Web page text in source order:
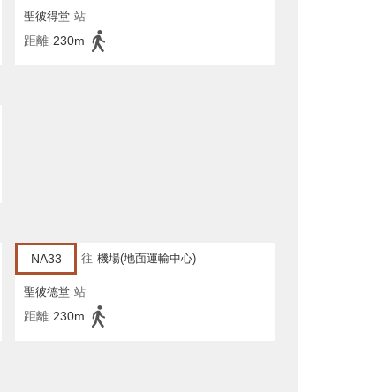
聖彼得堂 站
距離 230m
NA33 往 機場(地面運輸中心)
聖彼德堂 站
距離 230m